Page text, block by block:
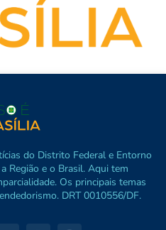
do Distrito Federal e Entorno
Região e o Brasil. Aqui tem
Os principais temas
DRT 0010556/DF.